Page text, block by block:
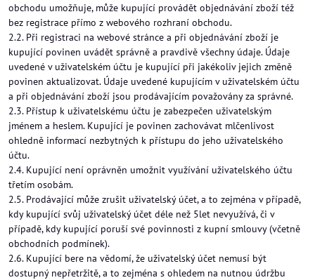
obchodu umožňuje, může kupující provádět objednávání zboží též
bez registrace přímo z webového rozhraní obchodu.
2.2. Při registraci na webové stránce a při objednávání zboží je
kupující povinen uvádět správně a pravdivě všechny údaje. Údaje
uvedené v uživatelském účtu je kupující při jakékoliv jejich změně
povinen aktualizovat. Údaje uvedené kupujícím v uživatelském účtu
a při objednávání zboží jsou prodávajícím považovány za správné.
2.3. Přístup k uživatelskému účtu je zabezpečen uživatelským
jménem a heslem. Kupující je povinen zachovávat mlčenlivost
ohledně informací nezbytných k přístupu do jeho uživatelského
účtu.
2.4. Kupující není oprávněn umožnit využívání uživatelského účtu
třetím osobám.
2.5. Prodávající může zrušit uživatelský účet, a to zejména v případě,
kdy kupující svůj uživatelský účet déle než 5let nevyužívá, či v
případě, kdy kupující poruší své povinnosti z kupní smlouvy (včetně
obchodních podmínek).
2.6. Kupující bere na vědomí, že uživatelský účet nemusí být
dostupný nepřetržitě, a to zejména s ohledem na nutnou údržbu